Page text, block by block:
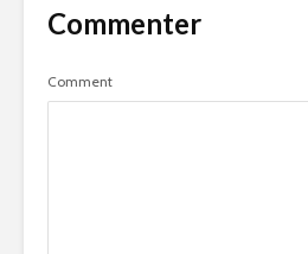
Commenter
Comment